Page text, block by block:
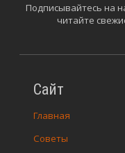
Сайт
Главная
Советы
Подписывайтесь на
читайте